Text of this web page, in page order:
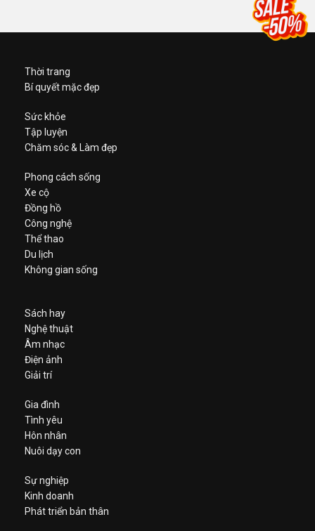
Thời trang
Bí quyết mặc đẹp
Sức khỏe
Tập luyện
Chăm sóc & Làm đẹp
Phong cách sống
Xe cộ
Đồng hồ
Công nghệ
Thể thao
Du lịch
Không gian sống
Sách hay
Nghệ thuật
Âm nhạc
Điện ảnh
Giải trí
Gia đình
Tình yêu
Hôn nhân
Nuôi dạy con
Sự nghiệp
Kinh doanh
Phát triển bản thân